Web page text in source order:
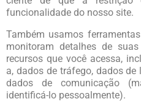
funcionalidade do nosso site.
Também usamos
monitoram detalhes de
recursos que você acessa,
a, dados de tráfego, dados
dados de comunicação
identificá-lo pessoalmente).